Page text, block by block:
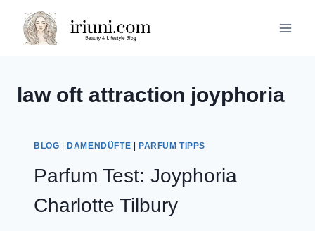
Inhalt
springen
law oft attraction joyphoria
BLOG DAMENDÜFTE PARFUM TIPPS
Parfum Test: Joyphoria
Charlotte Tilbury